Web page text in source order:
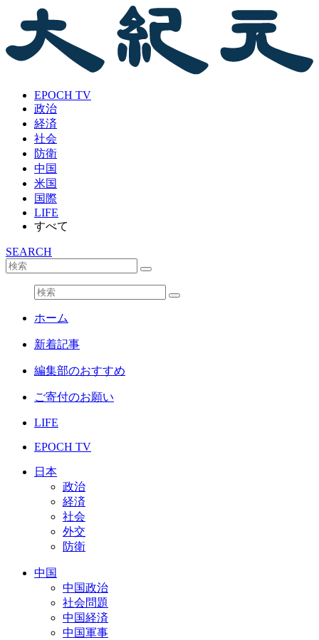
EPOCH TV
政治
経済
社会
防衛
中国
米国
国際
LIFE
すべて
SEARCH
ホーム
新着記事
編集部のおすすめ
ご寄付のお願い
LIFE
EPOCH TV
日本
政治
経済
社会
外交
防衛
中国
中国政治
社会問題
中国経済
中国軍事